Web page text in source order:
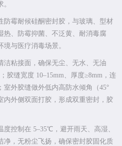
防霉耐候硅酮密封胶，与玻璃、型材
热、防霉抑菌、不泛黄、耐消毒腐
与医疗消毒场景。
洁粘接面，确保无尘、无水、无油
胶缝宽度 10–15mm、厚度≥8mm，连
外胶缝做外低内高防水倾角（45°
内外侧双面打胶，形成双重密封，胶
控制在 5–35℃，避开雨天、高湿、
净，无粉尘飞扬，确保密封胶固化质